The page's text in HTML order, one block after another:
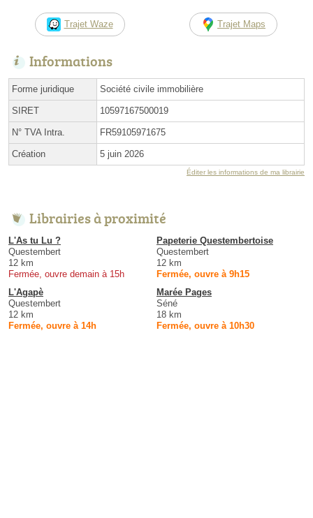
Trajet Waze Trajet Maps
Informations
Forme juridique Société civile immobilière
SIRET 10597167500019
N° TVA Intra. FR59105971675
Création 5 juin 2026
Éditer les informations de ma librairie
Librairies à proximité
L'As tu Lu ?
Questembert
12 km
Fermée, ouvre demain à 15h
Papeterie Questembertoise
Questembert
12 km
Fermée, ouvre à 9h15
L'Agapè
Questembert
12 km
Fermée, ouvre à 14h
Marée Pages
Séné
18 km
Fermée, ouvre à 10h30